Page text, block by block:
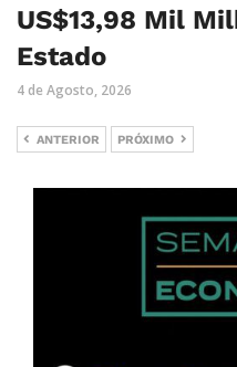
US$13,98 Mil
Estado
4 de Agosto, 2026
ANTERIOR PRÓXIMO